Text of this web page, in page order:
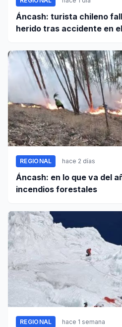
Áncash: turista chileno
herido tras accidente en
REGIONAL hace 2 días
Áncash: en lo que va del
incendios forestales
REGIONAL hace 1 semana